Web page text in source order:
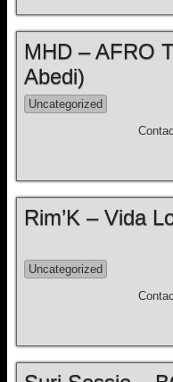
MHD – AFRO
Abedi)
Uncategorized
Rim’K – Vida
Uncategorized